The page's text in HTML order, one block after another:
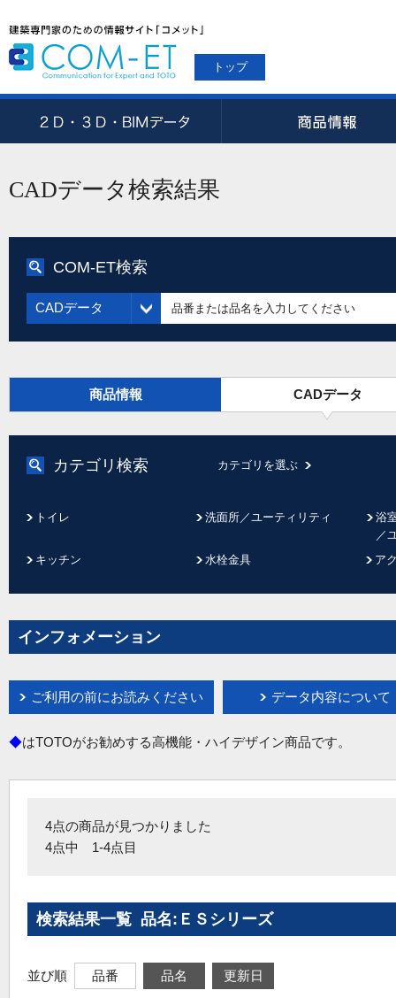
トップ
CADデータ検索結果
COM-ET検索
CADデータ
商品情報 CADデータ
カテゴリ検索 カテゴリを選ぶ
トイレ 洗面所／ユーティリティ
浴
／
キッチン
水栓金具 ア
インフォメーション
ご利用の前にお読みください データ内容について
◆はTOTOがお勧めする高機能・ハイデザイン商品です。
4点の商品が見つかりました
4点中 1-4点目
検索結果一覧 品名:ＥＳシリーズ
並び順 品番 品名 更新日